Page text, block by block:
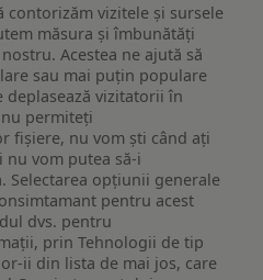
contorizăm vizitele și sursele
măsura și îmbunătăți
Acestea ne ajută să
sau mai puțin populare
deplasează vizitatorii în
permiteți
fișiere, nu vom ști când ați
vom putea să-i
Selectarea opțiunii generale
pentru acest
dvs. pentru
prin Tehnologii de tip
ii din lista de mai jos, care